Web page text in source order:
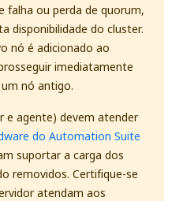
falha ou perda de quorum,
disponibilidade do cluster.
nó é adicionado ao
imediatamente
nó antigo.
e agente) devem atender
do Automation Suite
suportar a carga dos
removidos. Certifique-se
atendam aos